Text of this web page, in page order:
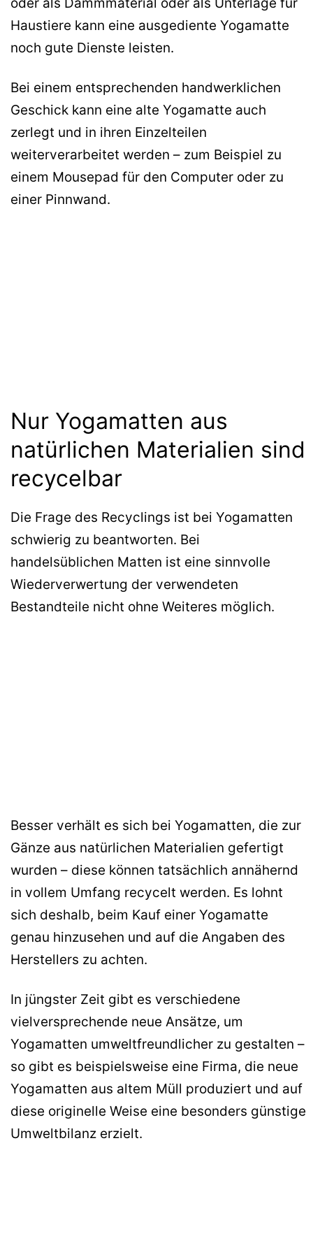
Haustiere kann eine ausgediente Yogamatte
noch gute Dienste leisten.
Bei einem entsprechenden handwerklichen
Geschick kann eine alte Yogamatte auch
zerlegt und in ihren Einzelteilen
weiterverarbeitet werden – zum Beispiel zu
einem Mousepad für den Computer oder zu
einer Pinnwand.
Nur Yogamatten aus
natürlichen Materialien sind
recycelbar
Die Frage des Recyclings ist bei Yogamatten
schwierig zu beantworten. Bei
handelsüblichen Matten ist eine sinnvolle
Wiederverwertung der verwendeten
Bestandteile nicht ohne Weiteres möglich.
Besser verhält es sich bei Yogamatten, die zur
Gänze aus natürlichen Materialien gefertigt
wurden – diese können tatsächlich annähernd
in vollem Umfang recycelt werden. Es lohnt
sich deshalb, beim Kauf einer Yogamatte
genau hinzusehen und auf die Angaben des
Herstellers zu achten.
In jüngster Zeit gibt es verschiedene
vielversprechende neue Ansätze, um
Yogamatten umweltfreundlicher zu gestalten –
so gibt es beispielsweise eine Firma, die neue
Yogamatten aus altem Müll produziert und auf
diese originelle Weise eine besonders günstige
Umweltbilanz erzielt.